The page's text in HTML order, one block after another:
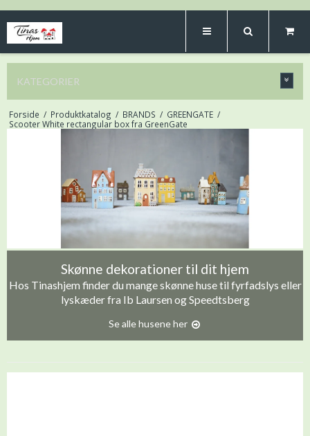
KATEGORIER
Forside / Produktkatalog / BRANDS / GREENGATE /
Scooter White rectangular box fra GreenGate
Skønne dekorationer til dit hjem
Hos Tinashjem finder du mange skønne huse til fyrfadslys eller
lyskæder fra Ib Laursen og Speedtsberg
Se alle husene her